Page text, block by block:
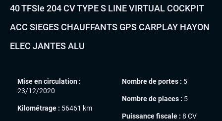
40 TFSIe 204 CV TYPE S LINE VIRTUAL COCKPIT
ACC SIEGES CHAUFFANTS GPS CARPLAY HAYON
ELEC JANTES ALU
Mise en circulation :
23/12/2020
Kilométrage : 56461 km
Nombre de portes : 5
Nombre de places : 5
Puissance fiscale : 8 CV